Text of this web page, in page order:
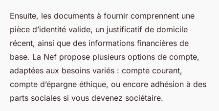
Ensuite, les documents à fournir comprennent une
pièce d’identité valide, un justificatif de domicile
récent, ainsi que des informations financières de
base. La Nef propose plusieurs options de compte,
adaptées aux besoins variés : compte courant,
compte d’épargne éthique, ou encore adhésion à des
parts sociales si vous devenez sociétaire.